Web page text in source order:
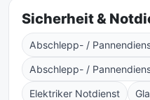
Sicherheit &
Abschlepp- /
Abschlepp- /
Elektriker Notdienst